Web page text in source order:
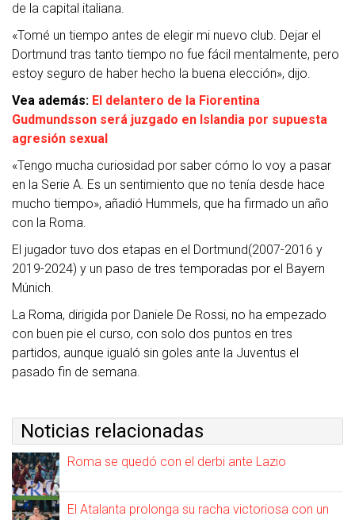
de la capital italiana.
«Tomé un tiempo antes de elegir mi nuevo club. Dejar el
Dortmund tras tanto tiempo no fue fácil mentalmente, pero
estoy seguro de haber hecho la buena elección», dijo.
Vea además: El delantero de la Fiorentina
Gudmundsson será juzgado en Islandia por supuesta
agresión sexual
«Tengo mucha curiosidad por saber cómo lo voy a pasar
en la Serie A. Es un sentimiento que no tenía desde hace
mucho tiempo», añadió Hummels, que ha firmado un año
con la Roma.
El jugador tuvo dos etapas en el Dortmund(2007-2016 y
2019-2024) y un paso de tres temporadas por el Bayern
Múnich.
La Roma, dirigida por Daniele De Rossi, no ha empezado
con buen pie el curso, con solo dos puntos en tres
partidos, aunque igualó sin goles ante la Juventus el
pasado fin de semana.
Noticias relacionadas
Roma se quedó con el derbi ante Lazio
El Atalanta prolonga su racha victoriosa con un